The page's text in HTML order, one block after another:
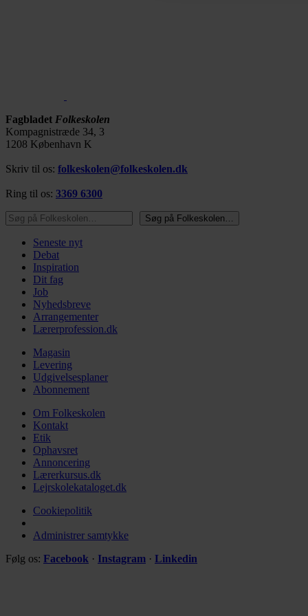
Fagbladet Folkeskolen
Kompagnistræde 34, 3
1208 København K
Skriv til os: folkeskolen@folkeskolen.dk
Ring til os: 3369 6300
Søg på Folkeskolen…
Søg på Folkeskolen…
Seneste nyt
Debat
Inspiration
Dit fag
Job
Nyhedsbreve
Arrangementer
Lærerprofession.dk
Magasin
Levering
Udgivelsesplaner
Abonnement
Om Folkeskolen
Kontakt
Etik
Ophavsret
Annoncering
Lærerkursus.dk
Lejrskolekataloget.dk
Cookiepolitik
Administrer samtykke
Følg os: Facebook · Instagram · Linkedin